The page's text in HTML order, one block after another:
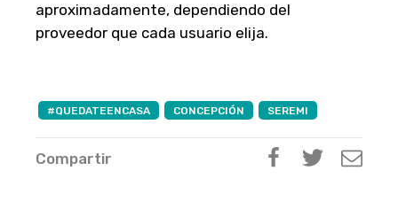
aproximadamente, dependiendo del
proveedor que cada usuario elija.
#QUEDATEENCASA CONCEPCIÓN SEREMI
Compartir